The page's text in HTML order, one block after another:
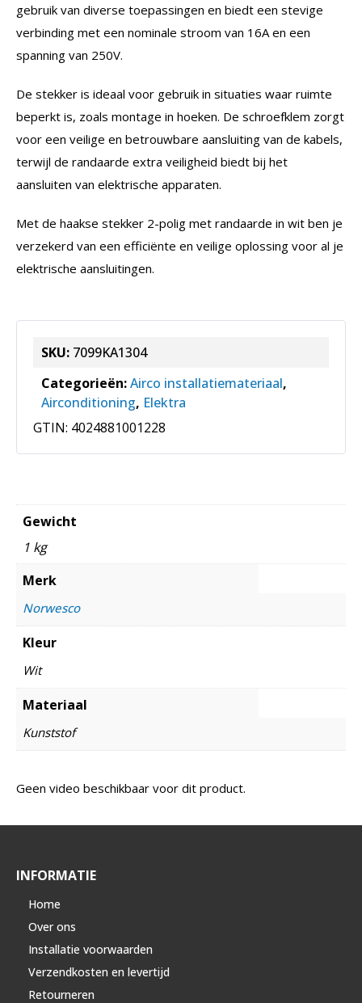
gebruik van diverse toepassingen en biedt een stevige
verbinding met een nominale stroom van 16A en een
spanning van 250V.
De stekker is ideaal voor gebruik in situaties waar ruimte
beperkt is, zoals montage in hoeken. De schroefklem zorgt
voor een veilige en betrouwbare aansluiting van de kabels,
terwijl de randaarde extra veiligheid biedt bij het
aansluiten van elektrische apparaten.
Met de haakse stekker 2-polig met randaarde in wit ben je
verzekerd van een efficiënte en veilige oplossing voor al je
elektrische aansluitingen.
SKU: 7099KA1304
Categorieën:Airco installatiemateriaal,
Airconditioning, Elektra
GTIN: 4024881001228
Gewicht
1 kg
Merk
Norwesco
Kleur
Wit
Materiaal
Kunststof
Geen video beschikbaar voor dit product.
INFORMATIE
Home
Over ons
Installatie voorwaarden
Verzendkosten en levertijd
Retourneren